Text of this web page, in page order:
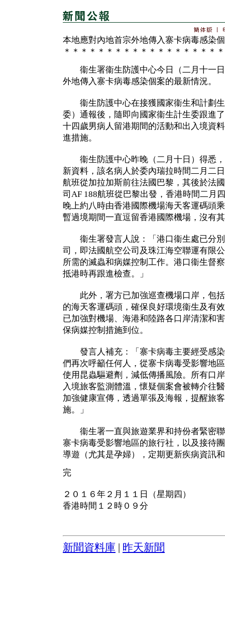
本地應對內地首宗外地傳入寨卡病毒感染
＊＊＊＊＊＊＊＊＊＊＊＊＊＊＊＊＊＊
衞生署衞生防護中心今日（二月十一日
外地傳入寨卡病毒感染個案的最新情況。
衞生防護中心在接獲國家衞生和計劃生
委）通報後，隨即向國家衞生計生委跟進
十四歲男病人留港期間的活動和出入境資
進措施。
衞生防護中心昨晚（二月十日）得悉，
新資料，該名病人於委內瑞拉時間二月二
航班從加拉加斯前往法國巴黎，其後於法
司AF 188航班從巴黎出發，香港時間二月
晚上約八時由香港國際機場海天客運碼頭
暫過境期間一直逗留香港國際機場，沒有
衞生署發言人說：「港口衞生處已分別
司，即法國航空公司及珠江海空聯運有限
所需的滅蟲和病媒控制工作。港口衞生督
抵港時再跟進檢查。」
此外，署方已加強巡查機場口岸，包括
的海天客運碼頭，確保良好環境衞生及有
已加強對機場、海港和陸路各口岸清潔和
保病媒控制措施到位。
發言人補充：「寨卡病毒主要經受感染
們再次呼籲任何人，從寨卡病毒受影響地
使用昆蟲驅避劑，減低傳播風險。所有口
入境旅客監測體溫，懷疑個案會被轉介往
加強健康宣傳，透過單張及海報，提醒旅
施。」
衞生署一直與旅遊業界和持份者緊密聯
寨卡病毒受影響地區的旅行社，以及接待
導遊（尤其是孕婦），定期更新疾病資訊
完
２０１６年２月１１日（星期四）
香港時間１２時０９分
新聞資料庫 昨天新聞